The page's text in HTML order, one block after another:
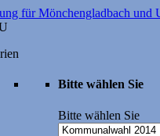
Bitte wählen Sie
Bitte wählen Sie